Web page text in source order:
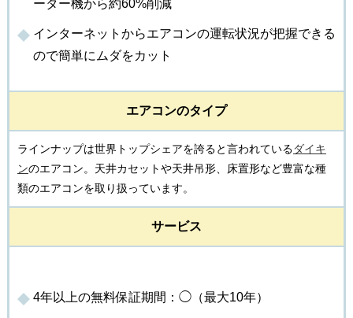
ーター機から約60%削減
インターネットからエアコンの運転状況が把握できる
ので簡単にムダをカット
エアコンのタイプ
ラインナップは世界トップシェアを誇ると言われているダイキ
ンのエアコン。天井カセットや天井吊形、床置形など豊富な種
類のエアコンを取り扱っています。
サービス
4年以上の無料保証期間：◯（最大10年）